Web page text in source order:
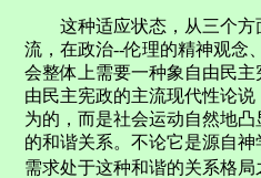
这种适应状态，从三个方
流，在政治--伦理的精神观念
会整体上需要一种象自由民
由民主宪政的主流现代性论
为的，而是社会运动自然地
的和谐关系。不论它是源自
需求处于这种和谐的关系格